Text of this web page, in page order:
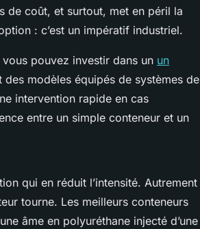
de coût, et surtout, met en péril la
: c’est un impératif industriel.
pouvez investir dans un un
modèles équipés de systèmes de
intervention rapide en cas
entre un simple conteneur et un
qui en réduit l’intensité. Autrement
tourne. Les meilleurs conteneurs
âme en polyuréthane injecté d’une